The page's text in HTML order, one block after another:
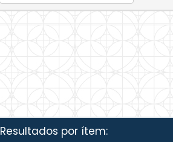
Resultados por ítem: